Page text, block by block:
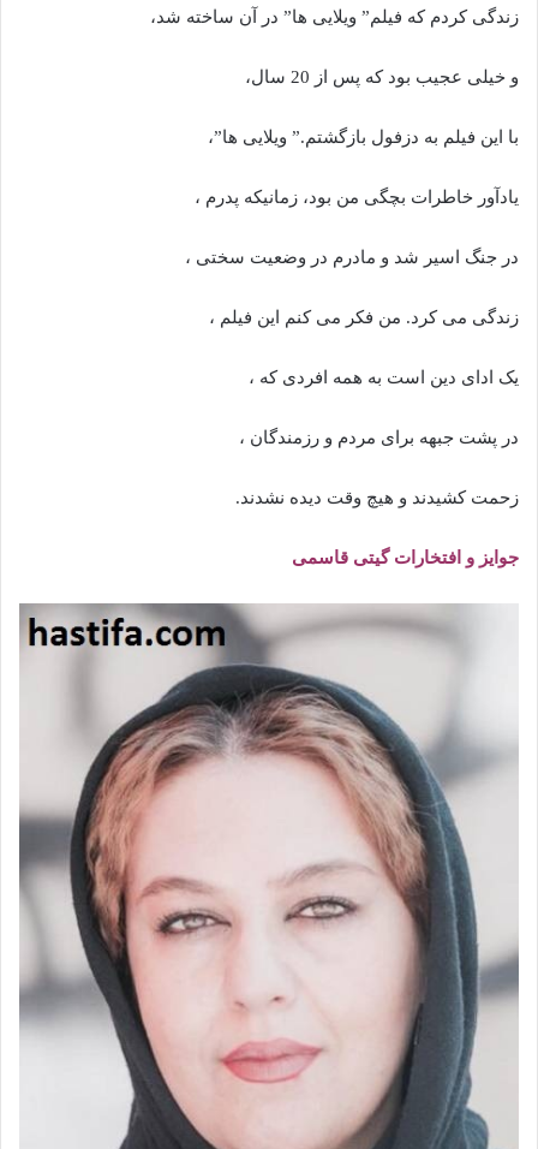
زندگی کردم که فیلم” ویلایی ها” در آن ساخته شد،
و خیلی عجیب بود که پس از 20 سال،
با این فیلم به دزفول بازگشتم.” ویلایی ها”،
یادآور خاطرات بچگی من بود، زمانیکه پدرم ،
در جنگ اسیر شد و مادرم در وضعیت سختی ،
زندگی می کرد. من فکر می کنم این فیلم ،
یک ادای دین است به همه افردی که ،
در پشت جبهه برای مردم و رزمندگان ،
زحمت کشیدند و هیچ وقت دیده نشدند.
جوایز و افتخارات گیتی قاسمی